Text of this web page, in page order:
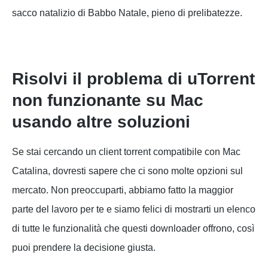
sacco natalizio di Babbo Natale, pieno di prelibatezze.
Risolvi il problema di uTorrent
non funzionante su Mac
usando altre soluzioni
Se stai cercando un client torrent compatibile con Mac
Catalina, dovresti sapere che ci sono molte opzioni sul
mercato. Non preoccuparti, abbiamo fatto la maggior
parte del lavoro per te e siamo felici di mostrarti un elenco
di tutte le funzionalità che questi downloader offrono, così
puoi prendere la decisione giusta.